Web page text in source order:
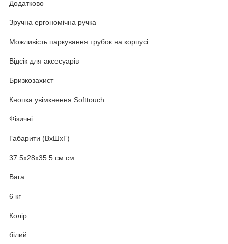
Додатково
Зручна ергономічна ручка
Можливість паркування трубок на корпусі
Відсік для аксесуарів
Бризкозахист
Кнопка увімкнення Softtouch
Фізичні
Габарити (ВхШхГ)
37.5x28x35.5 см см
Вага
6 кг
Колір
білий